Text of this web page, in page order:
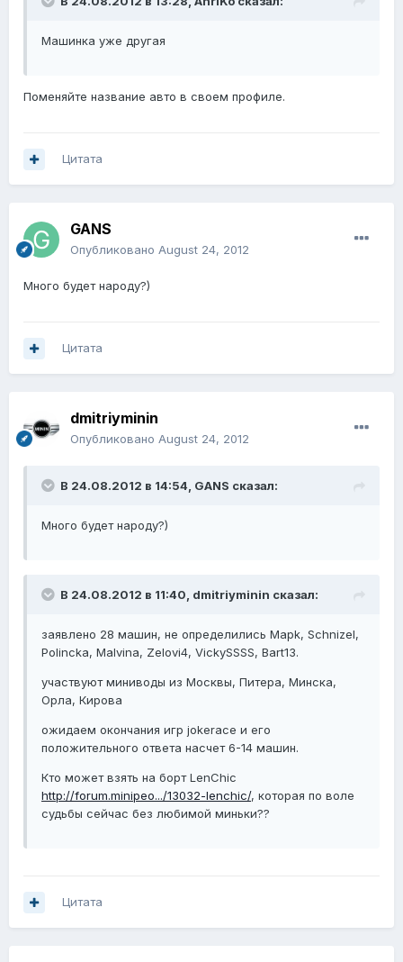
Машинка уже другая
Поменяйте название авто в своем профиле.
Цитата
GANS
Опубликовано August 24, 2012
Много будет народу?)
Цитата
dmitriyminin
Опубликовано August 24, 2012
В 24.08.2012 в 14:54, GANS сказал:
Много будет народу?)
В 24.08.2012 в 11:40, dmitriyminin сказал:
заявлено 28 машин, не определились Mapk, Schnizel,
Polincka, Malvina, Zelovi4, VickySSSS, Bart13.
участвуют миниводы из Москвы, Питера, Минска,
Орла, Кирова
ожидаем окончания игр jokerace и его
положительного ответа насчет 6-14 машин.
Кто может взять на борт LenChic
http://forum.minipeo.../13032-lenchic/, которая по воле
судьбы сейчас без любимой миньки??
Цитата